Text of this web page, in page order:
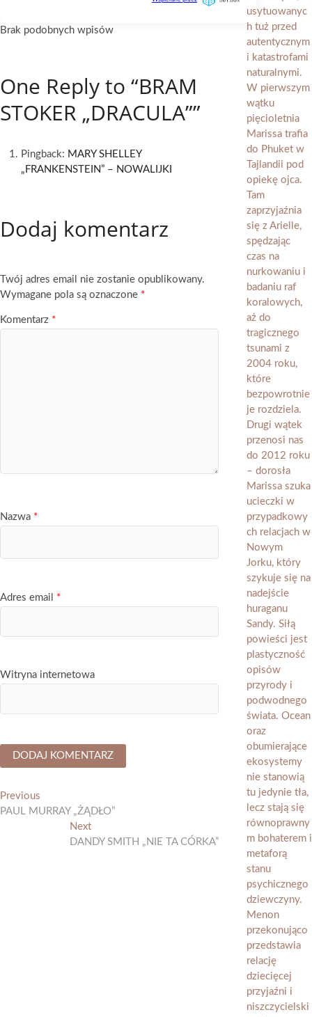
Brak podobnych wpisów
One Reply to “BRAM
STOKER „DRACULA””
Pingback: MARY SHELLEY
„FRANKENSTEIN” – NOWALIJKI
Dodaj komentarz
Twój adres email nie zostanie opublikowany.
Wymagane pola są oznaczone *
Komentarz *
Nazwa *
Adres email *
Witryna internetowa
Nawigacja
wpisu
Previous
post:
PAUL MURRAY „ŻĄDŁO”
NextNext
post:
DANDY SMITH „NIE TA CÓRKA”